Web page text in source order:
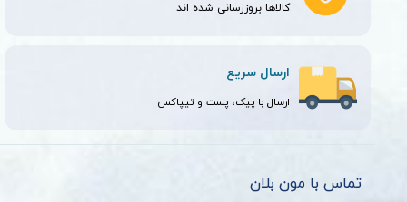
کالاها بروزرسانی شده اند
ارسال سریع
ارسال با پیک، پست و تیپاکس
تماس با مون بلان